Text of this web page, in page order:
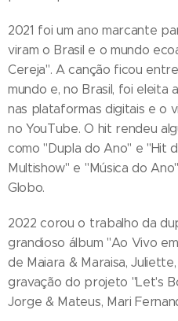
2021 foi um ano marcante
viram o Brasil e o mundo
Cereja". A canção ficou
mundo e, no Brasil, foi eleita
nas plataformas digitais e o
no YouTube. O hit rendeu
como "Dupla do Ano" e "Hit
Multishow" e "Música do
Globo.
2022 corou o trabalho da
grandioso álbum "Ao Vivo
de Maiara & Maraisa,
gravação do projeto "Let's
Jorge & Mateus, Mari